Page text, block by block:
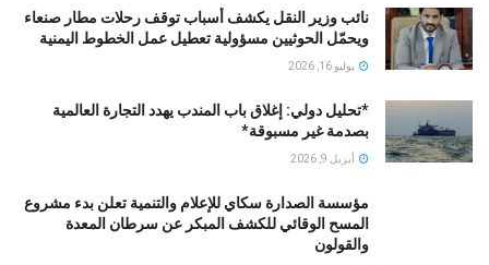
نائب وزير النقل يكشف أسباب توقف رحلات مطار صنعاء
ويحمّل الحوثيين مسؤولية تعطيل عمل الخطوط اليمنية
يوليو 16, 2026
*تحليل دولي: إغلاق باب المندب يهدد التجارة العالمية
بصدمة غير مسبوقة*
أبريل 9, 2026
مؤسسة الصدارة سكاي للإعلام والتنمية تعلن بدء مشروع
المسح الوقائي للكشف المبكر عن سرطان المعدة
والقولون